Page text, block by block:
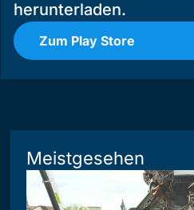
herunterladen.
Zum Play Store
Meistgesehen